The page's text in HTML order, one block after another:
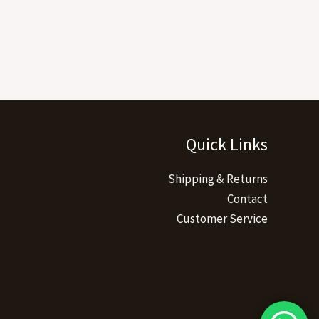
Quick Links
Shipping & Returns
Contact
Customer Service